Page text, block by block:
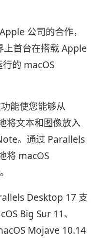
公司的合作，
首台在搭载 Apple
的 macOS
能使您能够从
将文本和图像放入
。通过 Parallels
将 macOS
Desktop 17 支
Big Sur 11、
Mojave 10.14